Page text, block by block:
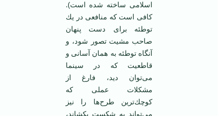
اسلامی ساخته شده است).
‏كافی است كه منافعی در یك
توطئه برای دست پنهان
صاحب مشیت تصور شود، و
آنگاه توطئه به همان ‏آسانی و
قاطعیت كه در سینما
می‌توان دید، فارغ از
مشكلات عملی كه
كوچك‌ترین طرح‌ها را نیز
می‌تواند ‏به شكست بكشاند،